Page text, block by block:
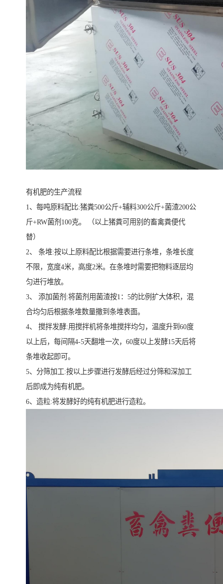
有机肥的生产流程
1、每吨原料配比:猪粪500公斤+辅料300公斤+菌渣200公
斤+RW菌剂100克。 （以上猪粪可用别的畜禽粪便代
替）
2、 条堆:按以上原料配比根据需要进行条堆，条堆长度
不限，宽度4米，高度2米。在条堆时需要把物料逐层均
匀进行堆放。
3、 添加菌剂:将菌剂用菌渣按1：5的比例扩大体积，混
合均匀后根据条堆数量撒到条堆表面。
4、 搅拌发酵:用搅拌机将条堆搅拌均匀，温度升到60度
以上后，每间隔4-5天翻堆一次，60度以上发酵15天后将
条堆收起即可。
5、分筛加工:按以上步骤进行发酵后经过分筛和深加工
后即成为纯有机肥。
6、造粒:将发酵好的纯有机肥进行造粒。